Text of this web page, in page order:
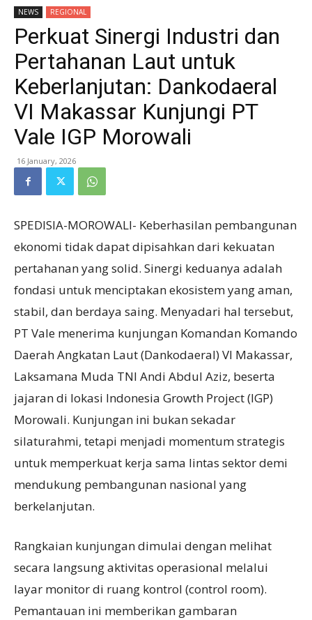
NEWS REGIONAL
Perkuat Sinergi Industri dan
Pertahanan Laut untuk
Keberlanjutan: Dankodaeral
VI Makassar Kunjungi PT
Vale IGP Morowali
16 January, 2026
SPEDISIA-MOROWALI- Keberhasilan pembangunan
ekonomi tidak dapat dipisahkan dari kekuatan
pertahanan yang solid. Sinergi keduanya adalah
fondasi untuk menciptakan ekosistem yang aman,
stabil, dan berdaya saing. Menyadari hal tersebut,
PT Vale menerima kunjungan Komandan Komando
Daerah Angkatan Laut (Dankodaeral) VI Makassar,
Laksamana Muda TNI Andi Abdul Aziz, beserta
jajaran di lokasi Indonesia Growth Project (IGP)
Morowali. Kunjungan ini bukan sekadar
silaturahmi, tetapi menjadi momentum strategis
untuk memperkuat kerja sama lintas sektor demi
mendukung pembangunan nasional yang
berkelanjutan.
Rangkaian kunjungan dimulai dengan melihat
secara langsung aktivitas operasional melalui
layar monitor di ruang kontrol (control room).
Pemantauan ini memberikan gambaran